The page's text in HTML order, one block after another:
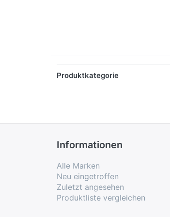
Produktkategorie
Informationen
Alle Marken
Neu eingetroffen
Zuletzt angesehen
Produktliste vergleichen